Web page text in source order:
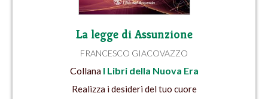
La legge di Assunzione
FRANCESCO GIACOVAZZO
Collana I Libri della Nuova Era
Realizza i desideri del tuo cuore